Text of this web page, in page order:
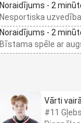
Noraidījums - 2
Nesportiska
Noraidījums - 2
Bīstama spēle ar
Vārti
#11